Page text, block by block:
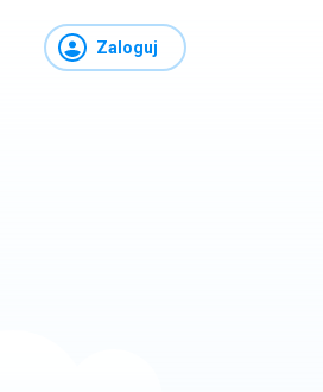
Zaloguj